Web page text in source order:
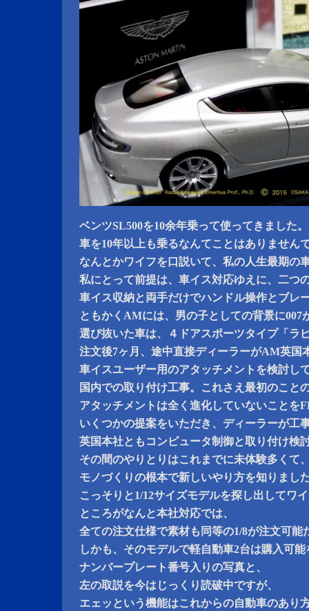
ベンツSL500を10余年乗って使ってきました。
車を10年以上も乗るなんてことはありません
なんとかワイフを口説いて、私の人生最期の
私にとって前提は、車イス対応ゆえに、二つ
車イス収納と両手だけでハンドル操作とブレ
ともかくAMには、男の子としての背景に007
選び抜いた車は、４ドアスポーツタイプ「ラ
注文後7ヶ月、途中直接ディーラーがAM英国
車イスユーザー用のアタッチメントを検討し
国内での取り付け工事。これさえ最初のこと
アタッチメントは全く進化していないことを
いくつかの提案をいただき、ディーラーが工
英国本社ともコンピュータ制御と取り付け検
その間のやりとりはこれまでに未体験多くて
モノづくりの根本で新しいやり方を知りまし
こっそりと1/12サイズモデルを探し出してワ
ところがなんと本社対応では、
全ての注文仕様で素材も同等の1/8が注文可能
しかも、そのモデルで軽自動車2台は購入可
ナンバープレート番号入りの写真と、
左の取説を今はじっくり読破中ですが、
エェッという機能はこれからの自動車のあり